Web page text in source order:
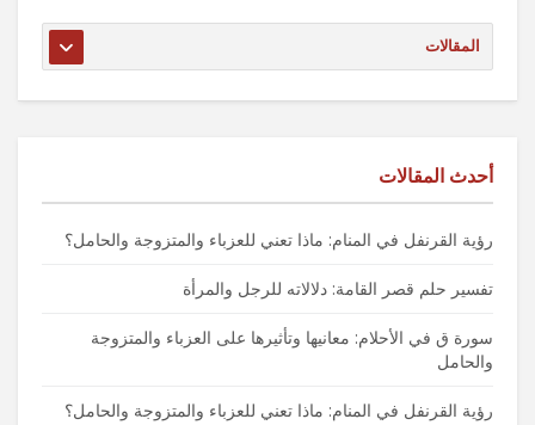
أحدث المقالات
رؤية القرنفل في المنام: ماذا تعني للعزباء والمتزوجة والحامل؟
تفسير حلم قصر القامة: دلالاته للرجل والمرأة
سورة ق في الأحلام: معانيها وتأثيرها على العزباء والمتزوجة
والحامل
رؤية القرنفل في المنام: ماذا تعني للعزباء والمتزوجة والحامل؟